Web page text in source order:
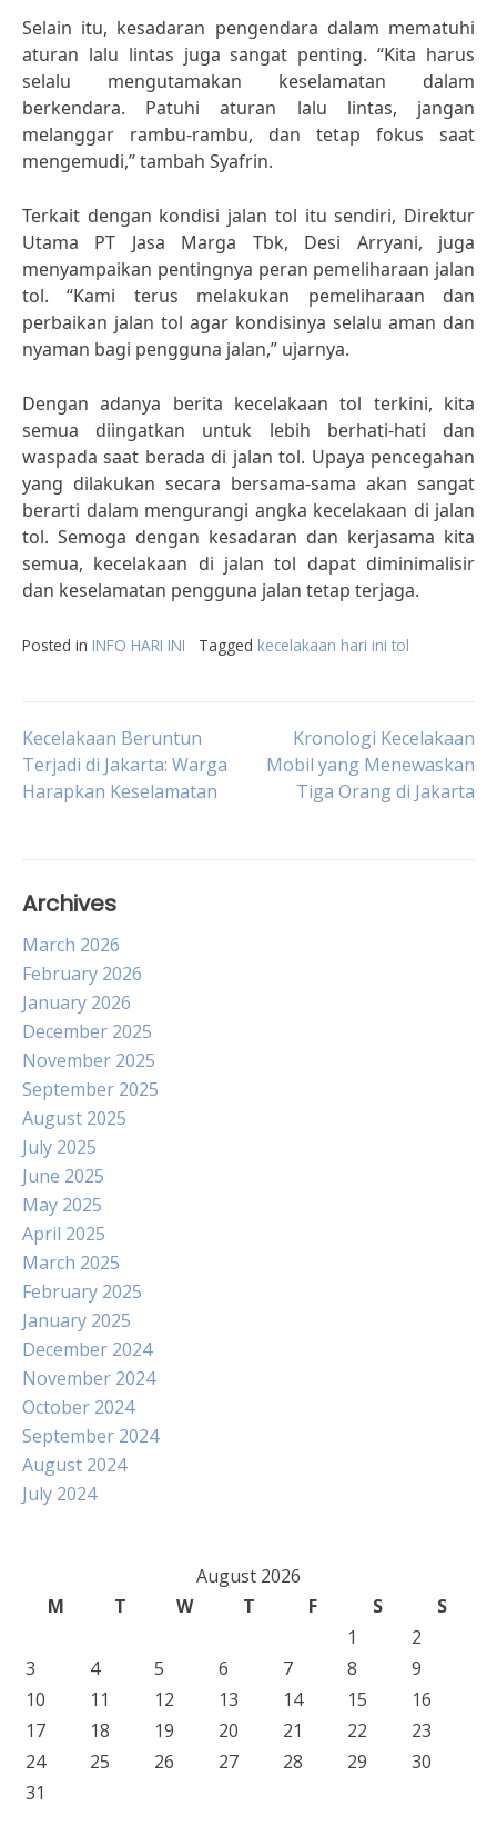
Selain itu, kesadaran pengendara dalam mematuhi
aturan lalu lintas juga sangat penting. “Kita harus
selalu mengutamakan keselamatan dalam
berkendara. Patuhi aturan lalu lintas, jangan
melanggar rambu-rambu, dan tetap fokus saat
mengemudi,” tambah Syafrin.
Terkait dengan kondisi jalan tol itu sendiri, Direktur
Utama PT Jasa Marga Tbk, Desi Arryani, juga
menyampaikan pentingnya peran pemeliharaan jalan
tol. “Kami terus melakukan pemeliharaan dan
perbaikan jalan tol agar kondisinya selalu aman dan
nyaman bagi pengguna jalan,” ujarnya.
Dengan adanya berita kecelakaan tol terkini, kita
semua diingatkan untuk lebih berhati-hati dan
waspada saat berada di jalan tol. Upaya pencegahan
yang dilakukan secara bersama-sama akan sangat
berarti dalam mengurangi angka kecelakaan di jalan
tol. Semoga dengan kesadaran dan kerjasama kita
semua, kecelakaan di jalan tol dapat diminimalisir
dan keselamatan pengguna jalan tetap terjaga.
Posted in INFO HARI INI Tagged kecelakaan hari ini tol
Post
navigation
Kecelakaan Beruntun
Terjadi di Jakarta: Warga
Harapkan Keselamatan
Kronologi Kecelakaan
Mobil yang Menewaskan
Tiga Orang di Jakarta
Archives
March 2026
February 2026
January 2026
December 2025
November 2025
September 2025
August 2025
July 2025
June 2025
May 2025
April 2025
March 2025
February 2025
January 2025
December 2024
November 2024
October 2024
September 2024
August 2024
July 2024
August 2026
M
T W T F S
S
1
2
3
4 5 6 7 8
9
10
11 12 13 14 15
16
17
18 19 20 21 22
23
24
25 26 27 28 29
30
31